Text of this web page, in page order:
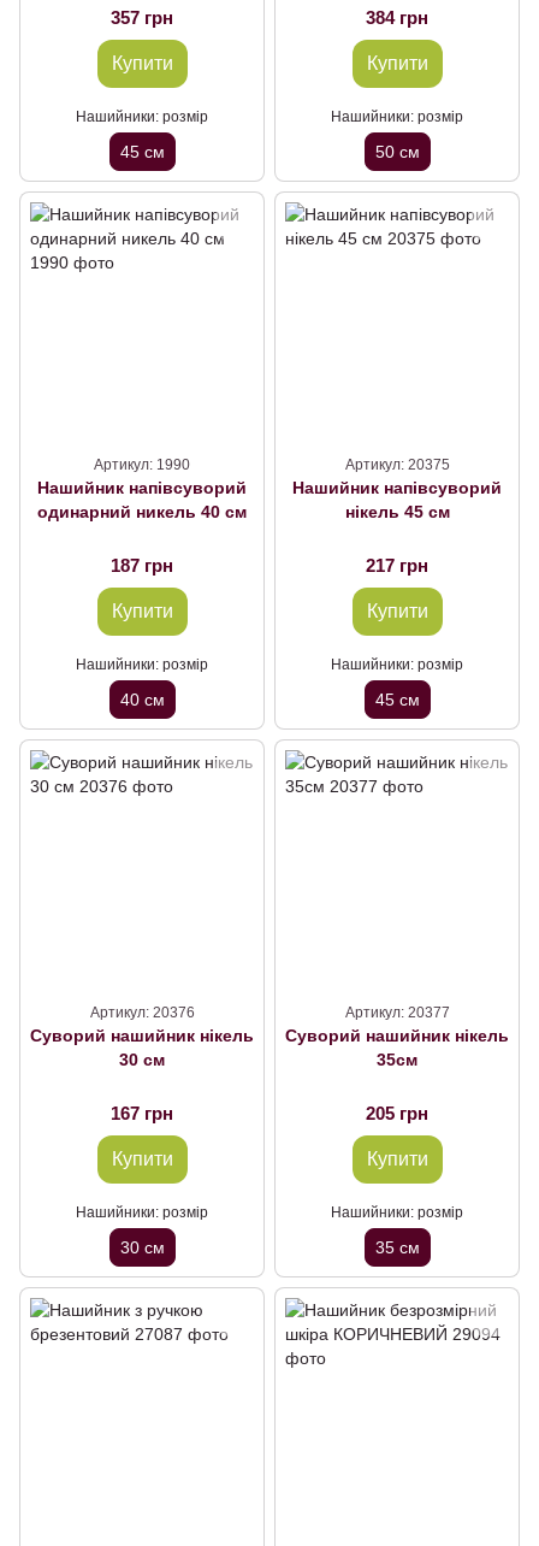
357 грн
Купити
Нашийники: розмір
45 см
384 грн
Купити
Нашийники: розмір
50 см
Артикул: 1990
Нашийник напівсуворий
одинарний никель 40 см
187 грн
Купити
Нашийники: розмір
40 см
Артикул: 20375
Нашийник напівсуворий
нікель 45 см
217 грн
Купити
Нашийники: розмір
45 см
Артикул: 20376
Суворий нашийник нікель
30 см
167 грн
Купити
Нашийники: розмір
30 см
Артикул: 20377
Суворий нашийник нікель
35см
205 грн
Купити
Нашийники: розмір
35 см